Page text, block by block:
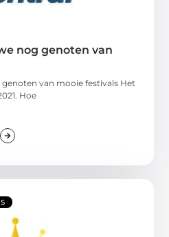
nog genoten van
van mooie festivals Het
Hoe